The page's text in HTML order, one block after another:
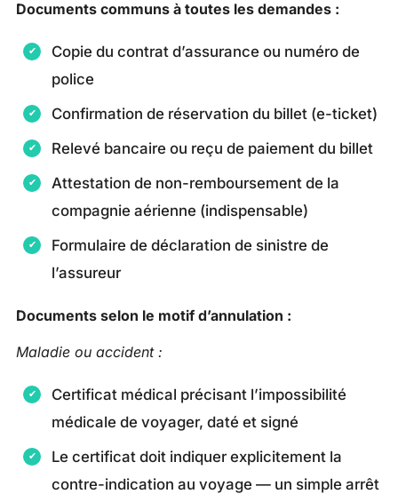
Documents communs à toutes les demandes :
Copie du contrat d’assurance ou numéro de
police
Confirmation de réservation du billet (e-ticket)
Relevé bancaire ou reçu de paiement du billet
Attestation de non-remboursement de la
compagnie aérienne (indispensable)
Formulaire de déclaration de sinistre de
l’assureur
Documents selon le motif d’annulation :
Maladie ou accident :
Certificat médical précisant l’impossibilité
médicale de voyager, daté et signé
Le certificat doit indiquer explicitement la
contre-indication au voyage — un simple arrêt